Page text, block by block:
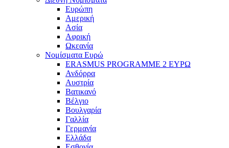
Ευρώπη
Αμερική
Ασία
Αφρική
Ωκεανία
Νομίσματα Ευρώ
ERASMUS PROGRAMME 2 ΕΥΡΩ
Ανδόρρα
Αυστρία
Βατικανό
Βέλγιο
Βουλγαρία
Γαλλία
Γερμανία
Ελλάδα